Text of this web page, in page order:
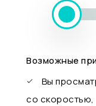
Возможные
Вы
со